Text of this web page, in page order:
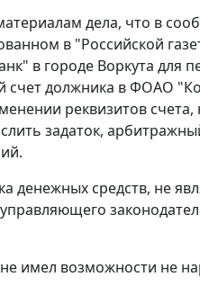
дела, что в
в "Российской
в городе Воркута для
счет должника в ФОАО
реквизитов
задаток,
денежных средств, не
имел возможности не